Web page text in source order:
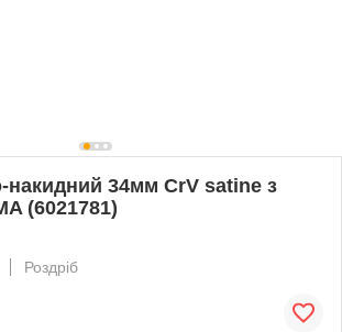
накидний 34мм CrV satine з
(6021781)
Роздріб